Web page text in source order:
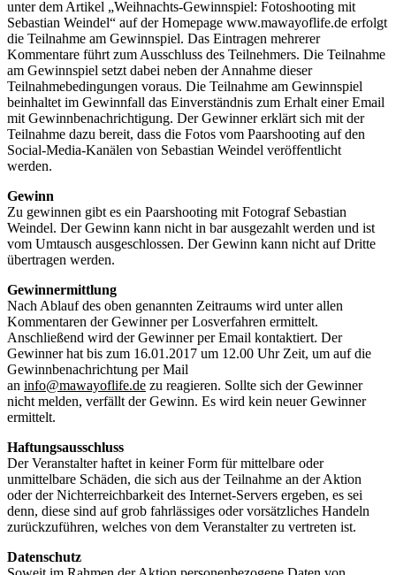
unter dem Artikel „Weihnachts-Gewinnspiel: Fotoshooting mit
Sebastian Weindel“ auf der Homepage www.mawayoflife.de erfolgt
die Teilnahme am Gewinnspiel. Das Eintragen mehrerer
Kommentare führt zum Ausschluss des Teilnehmers. Die Teilnahme
am Gewinnspiel setzt dabei neben der Annahme dieser
Teilnahmebedingungen voraus. Die Teilnahme am Gewinnspiel
beinhaltet im Gewinnfall das Einverständnis zum Erhalt einer Email
mit Gewinnbenachrichtigung. Der Gewinner erklärt sich mit der
Teilnahme dazu bereit, dass die Fotos vom Paarshooting auf den
Social-Media-Kanälen von Sebastian Weindel veröffentlicht
werden.
Gewinn
Zu gewinnen gibt es ein Paarshooting mit Fotograf Sebastian
Weindel. Der Gewinn kann nicht in bar ausgezahlt werden und ist
vom Umtausch ausgeschlossen. Der Gewinn kann nicht auf Dritte
übertragen werden.
Gewinnermittlung
Nach Ablauf des oben genannten Zeitraums wird unter allen
Kommentaren der Gewinner per Losverfahren ermittelt.
Anschließend wird der Gewinner per Email kontaktiert. Der
Gewinner hat bis zum 16.01.2017 um 12.00 Uhr Zeit, um auf die
Gewinnbenachrichtung per Mail
an info@mawayoflife.de zu reagieren. Sollte sich der Gewinner
nicht melden, verfällt der Gewinn. Es wird kein neuer Gewinner
ermittelt.
Haftungsausschluss
Der Veranstalter haftet in keiner Form für mittelbare oder
unmittelbare Schäden, die sich aus der Teilnahme an der Aktion
oder der Nichterreichbarkeit des Internet-Servers ergeben, es sei
denn, diese sind auf grob fahrlässiges oder vorsätzliches Handeln
zurückzuführen, welches von dem Veranstalter zu vertreten ist.
Datenschutz